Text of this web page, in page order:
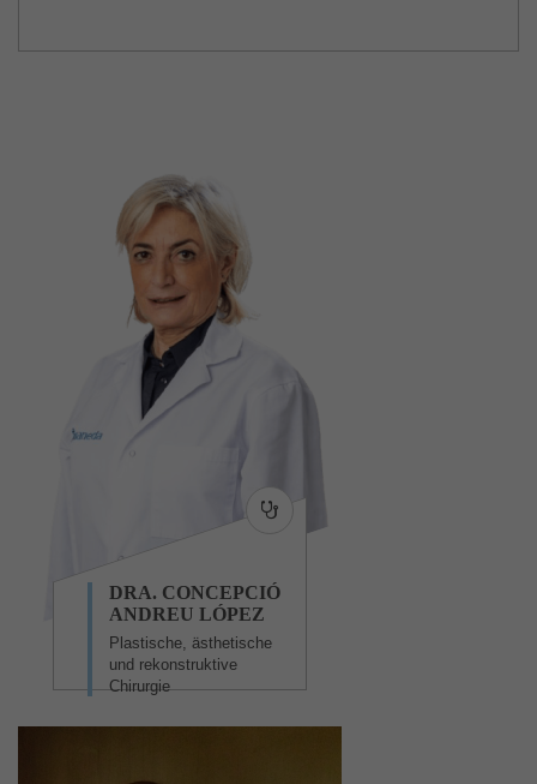
DRA. CONCEPCIÓ
ANDREU LÓPEZ
Plastische, ästhetische
und rekonstruktive
Chirurgie